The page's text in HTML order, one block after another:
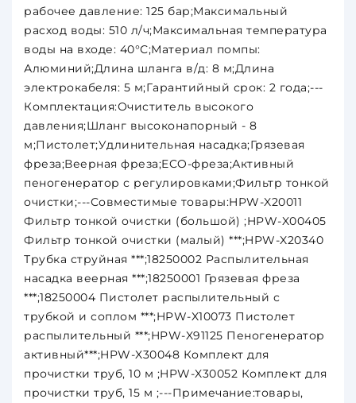
рабочее давление: 125 бар;Максимальный
расход воды: 510 л/ч;Максимальная температура
воды на входе: 40°С;Материал помпы:
Алюминий;Длина шланга в/д: 8 м;Длина
электрокабеля: 5 м;Гарантийный срок: 2 года;---
Комплектация:Очиститель высокого
давления;Шланг высоконапорный - 8
м;Пистолет;Удлинительная насадка;Грязевая
фреза;Веерная фреза;ECO-фреза;Активный
пеногенератор с регулировками;Фильтр тонкой
очистки;---Совместимые товары:HPW-X20011
Фильтр тонкой очистки (большой) ;HPW-X00405
Фильтр тонкой очистки (малый) ***;HPW-X20340
Трубка струйная ***;18250002 Распылительная
насадка веерная ***;18250001 Грязевая фреза
***;18250004 Пистолет распылительный с
трубкой и соплом ***;HPW-X10073 Пистолет
распылительный ***;HPW-X91125 Пеногенератор
активный***;HPW-X30048 Комплект для
прочистки труб, 10 м ;HPW-X30052 Комплект для
прочистки труб, 15 м ;---Примечание:товары,